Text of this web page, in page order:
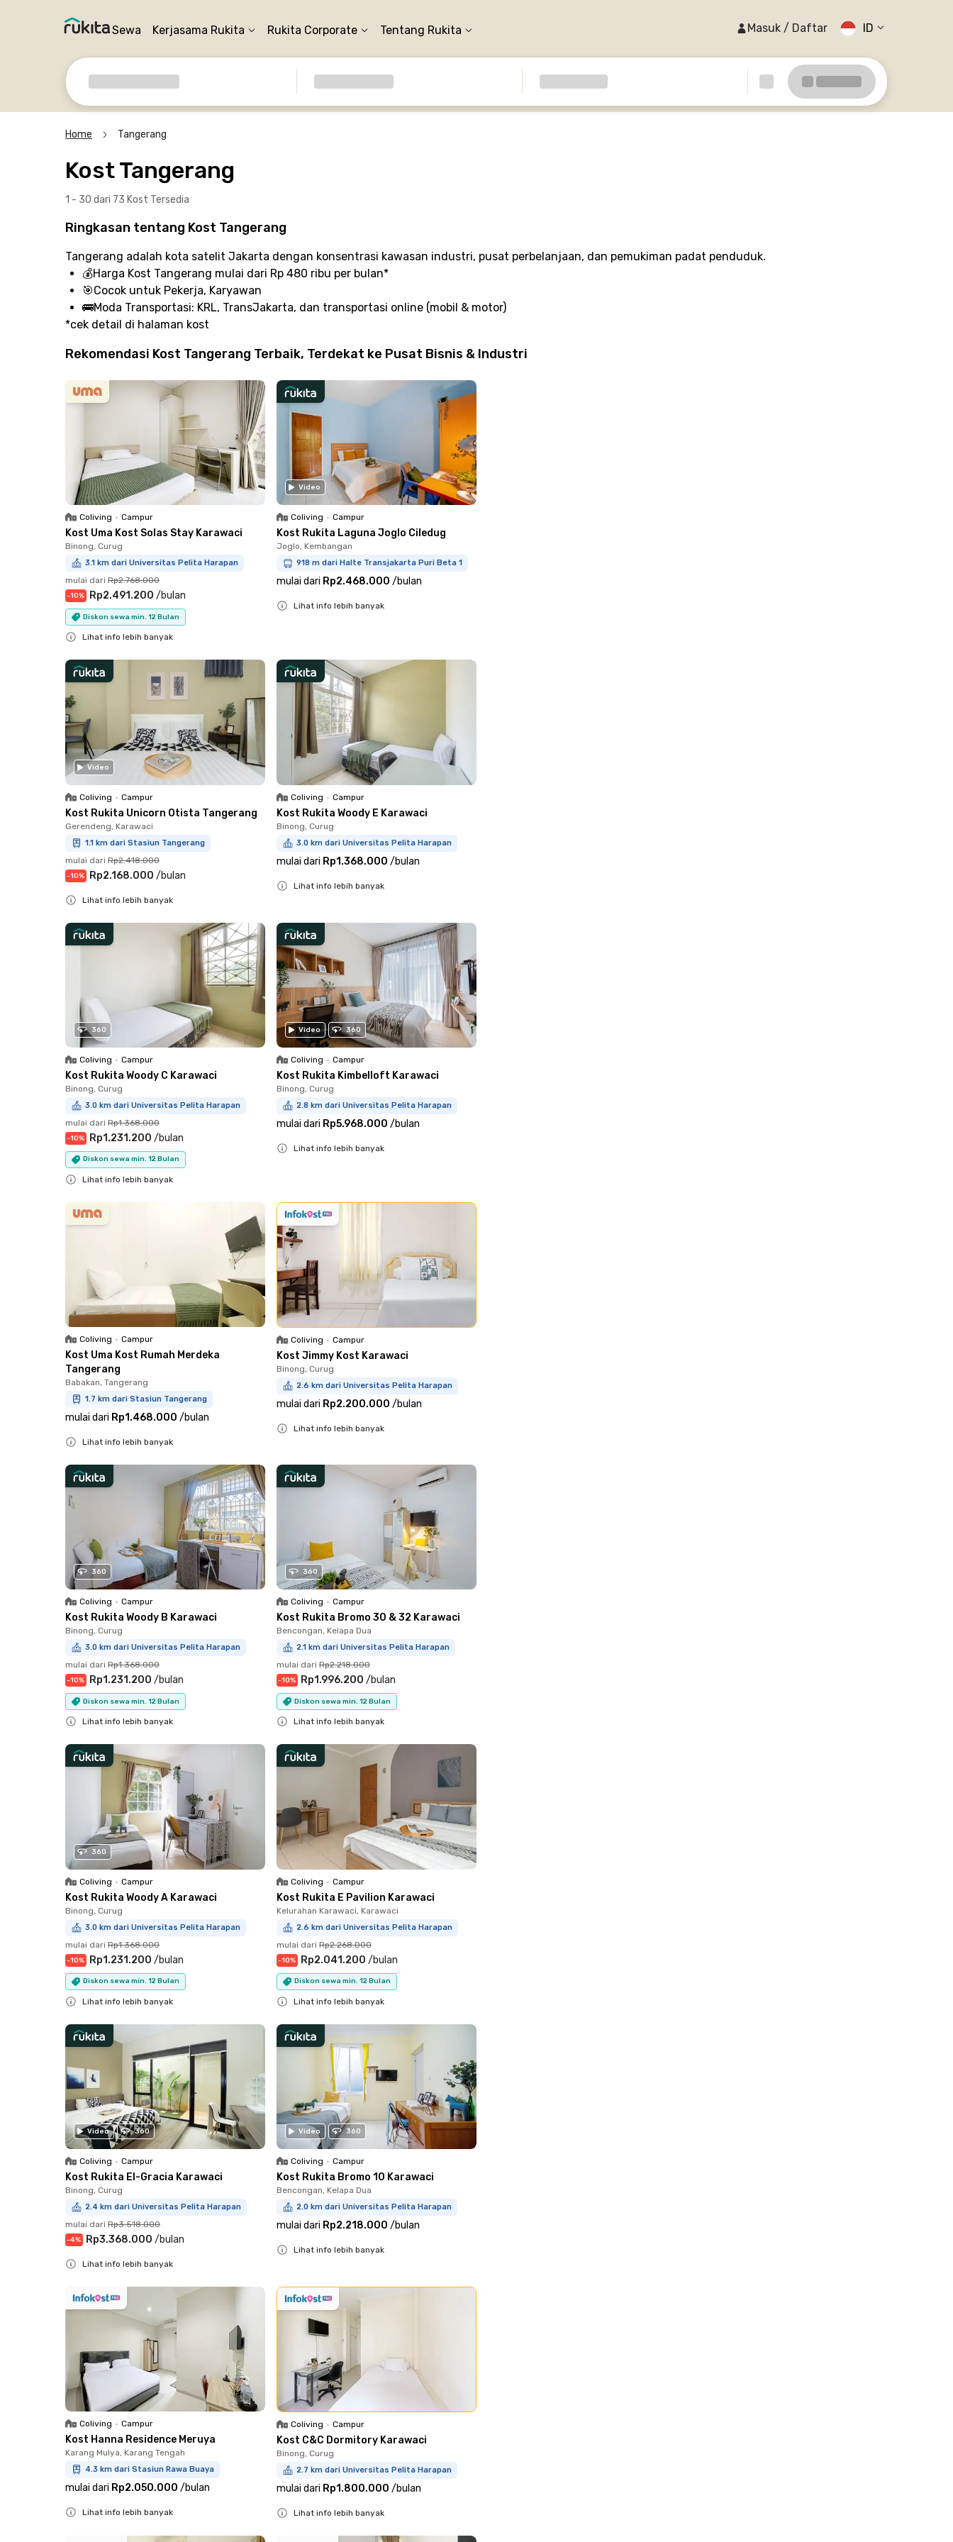
Sewa Kerjasama Rukita Rukita Corporate Tentang Rukita Masuk / Daftar ID
Home Tangerang
Kost Tangerang
1 - 30 dari 73 Kost Tersedia
Ringkasan tentang Kost Tangerang
Tangerang adalah kota satelit Jakarta dengan konsentrasi kawasan industri, pusat perbelanjaan, dan pemukiman padat penduduk.
💰Harga Kost Tangerang mulai dari Rp 480 ribu per bulan*
🎯Cocok untuk Pekerja, Karyawan
🚌Moda Transportasi: KRL, TransJakarta, dan transportasi online (mobil & motor)
*cek detail di halaman kost
Rekomendasi Kost Tangerang Terbaik, Terdekat ke Pusat Bisnis & Industri
Coliving • Campur
Kost Uma Kost Solas Stay Karawaci
Binong, Curug
3.1 km dari Universitas Pelita Harapan
mulai dari Rp2.768.000
-10% Rp2.491.200 /bulan
Diskon sewa min. 12 Bulan
Lihat info lebih banyak
Video
Coliving • Campur
Kost Rukita Laguna Joglo Ciledug
Joglo, Kembangan
918 m dari Halte Transjakarta Puri Beta 1
mulai dari Rp2.468.000 /bulan
Lihat info lebih banyak
Video
Coliving • Campur
Kost Rukita Unicorn Otista Tangerang
Gerendeng, Karawaci
1.1 km dari Stasiun Tangerang
mulai dari Rp2.418.000
-10% Rp2.168.000 /bulan
Lihat info lebih banyak
Coliving • Campur
Kost Rukita Woody E Karawaci
Binong, Curug
3.0 km dari Universitas Pelita Harapan
mulai dari Rp1.368.000 /bulan
Lihat info lebih banyak
360
Coliving • Campur
Kost Rukita Woody C Karawaci
Binong, Curug
3.0 km dari Universitas Pelita Harapan
mulai dari Rp1.368.000
-10% Rp1.231.200 /bulan
Diskon sewa min. 12 Bulan
Lihat info lebih banyak
Video 360
Coliving • Campur
Kost Rukita Kimbelloft Karawaci
Binong, Curug
2.8 km dari Universitas Pelita Harapan
mulai dari Rp5.968.000 /bulan
Lihat info lebih banyak
Coliving • Campur
Kost Uma Kost Rumah Merdeka
Tangerang
Babakan, Tangerang
1.7 km dari Stasiun Tangerang
mulai dari Rp1.468.000 /bulan
Lihat info lebih banyak
Coliving • Campur
Kost Jimmy Kost Karawaci
Binong, Curug
2.6 km dari Universitas Pelita Harapan
mulai dari Rp2.200.000 /bulan
Lihat info lebih banyak
360
Coliving • Campur
Kost Rukita Woody B Karawaci
Binong, Curug
3.0 km dari Universitas Pelita Harapan
mulai dari Rp1.368.000
-10% Rp1.231.200 /bulan
Diskon sewa min. 12 Bulan
Lihat info lebih banyak
360
Coliving • Campur
Kost Rukita Bromo 30 & 32 Karawaci
Bencongan, Kelapa Dua
2.1 km dari Universitas Pelita Harapan
mulai dari Rp2.218.000
-10% Rp1.996.200 /bulan
Diskon sewa min. 12 Bulan
Lihat info lebih banyak
360
Coliving • Campur
Kost Rukita Woody A Karawaci
Binong, Curug
3.0 km dari Universitas Pelita Harapan
mulai dari Rp1.368.000
-10% Rp1.231.200 /bulan
Diskon sewa min. 12 Bulan
Lihat info lebih banyak
Coliving • Campur
Kost Rukita E Pavilion Karawaci
Kelurahan Karawaci, Karawaci
2.6 km dari Universitas Pelita Harapan
mulai dari Rp2.268.000
-10% Rp2.041.200 /bulan
Diskon sewa min. 12 Bulan
Lihat info lebih banyak
Video 360
Coliving • Campur
Kost Rukita El-Gracia Karawaci
Binong, Curug
2.4 km dari Universitas Pelita Harapan
mulai dari Rp3.518.000
-4% Rp3.368.000 /bulan
Lihat info lebih banyak
Video 360
Coliving • Campur
Kost Rukita Bromo 10 Karawaci
Bencongan, Kelapa Dua
2.0 km dari Universitas Pelita Harapan
mulai dari Rp2.218.000 /bulan
Lihat info lebih banyak
Coliving • Campur
Kost Hanna Residence Meruya
Karang Mulya, Karang Tengah
4.3 km dari Stasiun Rawa Buaya
mulai dari Rp2.050.000 /bulan
Lihat info lebih banyak
Coliving • Campur
Kost C&C Dormitory Karawaci
Binong, Curug
2.7 km dari Universitas Pelita Harapan
mulai dari Rp1.800.000 /bulan
Lihat info lebih banyak